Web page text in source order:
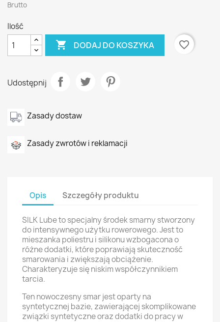
Brutto
Ilość
 DODAJ DO KOSZYKA favorite_border
Udostępnij
Zasady dostaw
Zasady zwrotów i reklamacji
Opis Szczegóły produktu
SILK Lube to specjalny środek smarny stworzony
do intensywnego użytku rowerowego. Jest to
mieszanka poliestru i silikonu wzbogacona o
różne dodatki, które poprawiają skuteczność
smarowania i zwiększają obciążenie.
Charakteryzuje się niskim współczynnikiem
tarcia.
Ten nowoczesny smar jest oparty na
syntetycznej bazie, zawierającej skomplikowane
związki syntetyczne oraz dodatki do pracy w